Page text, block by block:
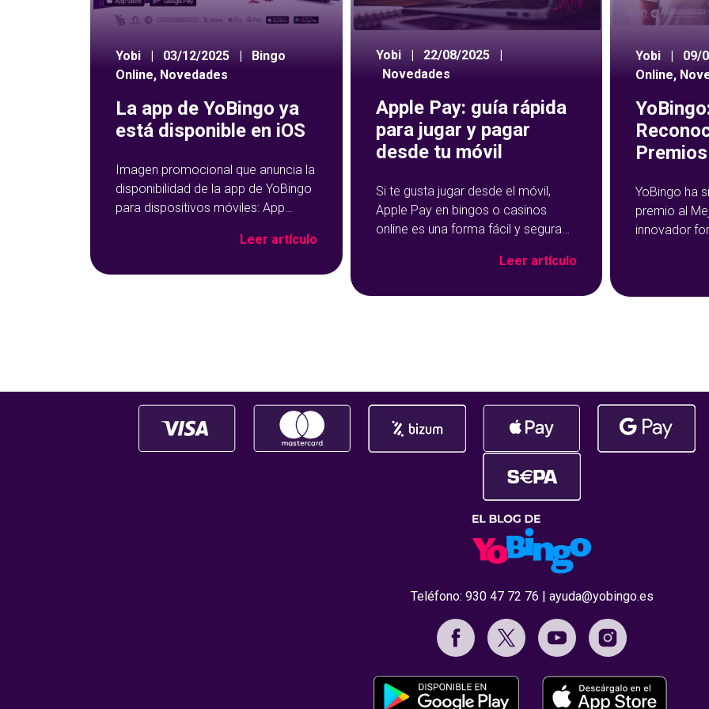
Yobi | 03/12/2025 |
Bingo
Online, Novedades
La app de YoBingo ya
está disponible en iOS
Imagen promocional que anuncia la
disponibilidad de la app de YoBingo
para dispositivos móviles: App
azul con detalles geométricos.
Leer artículo
Yobi 22/08/2025
Novedades
Apple Pay: guía rápida
para jugar y pagar
desde tu móvil
Si te gusta jugar desde el móvil,
Apple Pay en bingos o casinos
online es una forma fácil y segura
método de pago se ha vuelto muy
Leer artículo
Yobi | 09/
Online,
YoBingo ha
premio al
innovador
que ha
Teléfono: 930 47 72 76 | ayuda@yobingo.es